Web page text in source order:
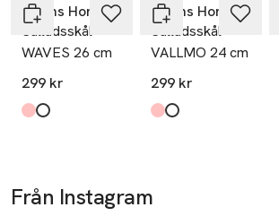
Åhléns Home
Salladsskål
WAVES 26 cm
299 kr
Produkten finns i färgerna:
Pink/Yellow
Offwhite
Åhléns Home
Salladsskål
VALLMO 24 cm
299 kr
Produkten finns i
Pink,
Offwhite
Från Instagram